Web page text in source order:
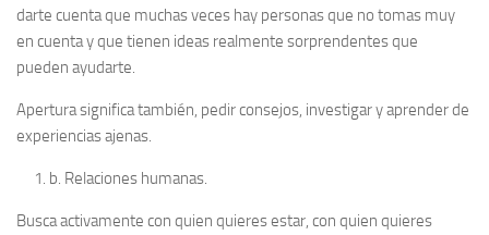
darte cuenta que muchas veces hay personas que no tomas muy
en cuenta y que tienen ideas realmente sorprendentes que
pueden ayudarte.
Apertura significa también, pedir consejos, investigar y aprender de
experiencias ajenas.
b. Relaciones humanas.
Busca activamente con quien quieres estar, con quien quieres